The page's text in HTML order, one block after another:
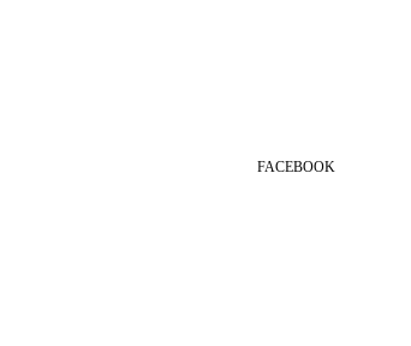
FACEBOOK